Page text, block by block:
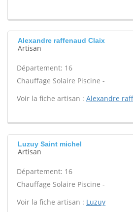
Alexandre raffenaud Claix
Artisan
Département: 16
Chauffage Solaire Piscine -
Voir la fiche artisan : Alexandre
Luzuy Saint michel
Artisan
Département: 16
Chauffage Solaire Piscine -
Voir la fiche artisan : Luzuy